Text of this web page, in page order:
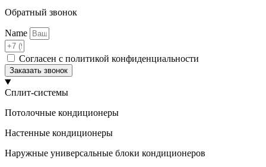
Обратный звонок
Name
Согласен с политикой конфиденциальности
Заказать звонок
Сплит-системы
Потолочные кондиционеры
Настенные кондиционеры
Наружные универсальные блоки кондиционеров